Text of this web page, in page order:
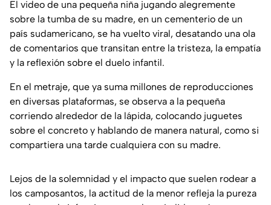
El video de una pequeña niña jugando alegremente
sobre la tumba de su madre, en un cementerio de un
país sudamericano, se ha vuelto viral, desatando una ola
de comentarios que transitan entre la tristeza, la empatía
y la reflexión sobre el duelo infantil.
En el metraje, que ya suma millones de reproducciones
en diversas plataformas, se observa a la pequeña
corriendo alrededor de la lápida, colocando juguetes
sobre el concreto y hablando de manera natural, como si
compartiera una tarde cualquiera con su madre.
Lejos de la solemnidad y el impacto que suelen rodear a
los camposantos, la actitud de la menor refleja la pureza